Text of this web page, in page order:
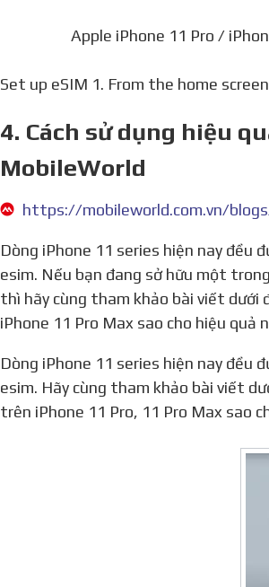
Apple iPhone 11 Pro /
Set up eSIM 1. From the home
4. Cách sử dụng hiệu
MobileWorld
Dòng iPhone 11 series hiện nay đều được Apple sản xuất thêm các phiên bản hỗ trợ 2 sim vật lý và sử dụng
esim. Nếu bạn đang sở hữu một
thì hãy cùng tham khảo bài viết dưới
iPhone 11 Pro Max sao cho hiệu quả
Dòng iPhone 11 series hiện nay đều được Apple sản xuất thêm các phiên bản hỗ trợ 2 sim vật lý và sử dụng
esim. Hãy cùng tham khảo bài viết
trên iPhone 11 Pro, 11 Pro Max sao